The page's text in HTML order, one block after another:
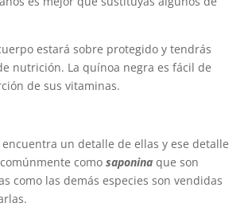
estará sobre protegido y tendrás
nutrición. La quínoa negra es fácil de
de sus vitaminas.
un detalle de ellas y ese detalle
comosaponina que son
como las demás especies son vendidas